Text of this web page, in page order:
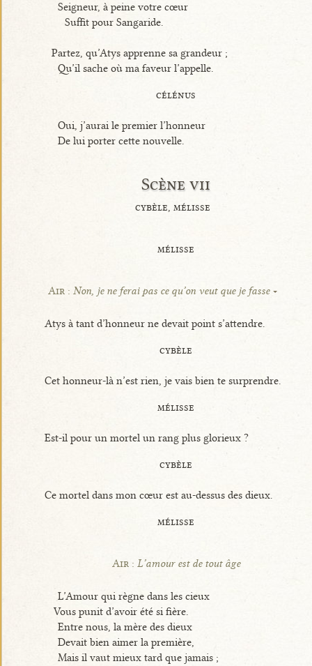
Seigneur, à peine votre cœur
Suffit pour Sangaride.
Partez, qu’Atys apprenne sa grandeur ;
Qu’il sache où ma faveur l’appelle.
célénus
Oui, j’aurai le premier l’honneur
De lui porter cette nouvelle.
Scène vii
cybèle, mélisse
mélisse
Air :Non, je ne ferai pas ce qu’on veut que je fasse
Atys à tant d’honneur ne devait point s’attendre.
cybèle
Cet honneur-là n’est rien, je vais bien te surprendre.
mélisse
Est-il pour un mortel un rang plus glorieux ?
cybèle
Ce mortel dans mon cœur est au-dessus des dieux.
mélisse
Air : L’amour est de tout âge
L’Amour qui règne dans les cieux
Vous punit d’avoir été si fière.
Entre nous, la mère des dieux
Devait bien aimer la première,
Mais il vaut mieux tard que jamais ;